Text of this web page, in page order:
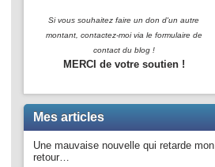
Si vous souhaitez faire un don d'un autre
montant, contactez-moivia le formulaire de
contact du blog !
MERCI de votre soutien !
Mes articles
Une mauvaise nouvelle qui retarde mon
retour…